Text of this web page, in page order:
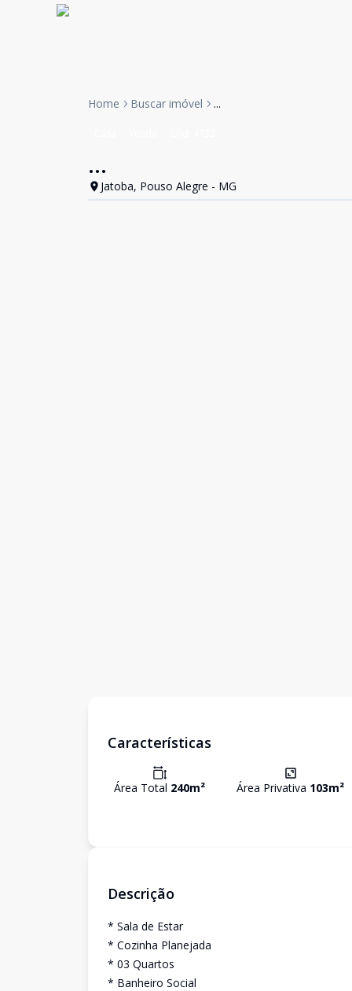
Home Buscar imóvel ...
...
Jatoba, Pouso Alegre - MG
Características
Área Total 240m² Área Privativa 103m²
Descrição
* Sala de Estar
* Cozinha Planejada
* 03 Quartos
* Banheiro Social